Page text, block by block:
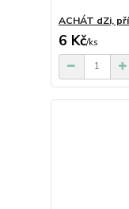
ACHÁT dZi,
6 Kč/ks